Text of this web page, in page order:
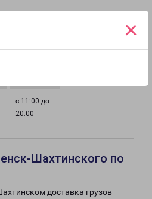
×
с 11:00 до
с 11:00 до
с 11:00 до
20:00
Шахтинского по
доставка грузов